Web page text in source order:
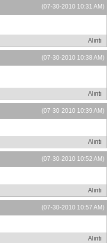
(07-30-2010 10:31 AM)
Alıntı
(07-30-2010 10:38 AM)
Alıntı
(07-30-2010 10:39 AM)
Alıntı
(07-30-2010 10:52 AM)
Alıntı
(07-30-2010 10:57 AM)
Alıntı